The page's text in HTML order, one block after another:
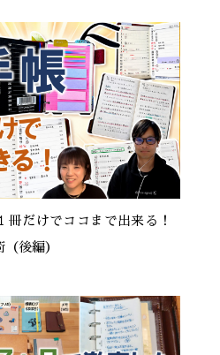
冊だけでココまで出来る！
後編）